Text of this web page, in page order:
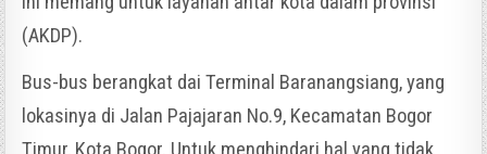
(AKDP).
Bus-bus berangkat dai Terminal Baranangsiang, yang
lokasinya di Jalan Pajajaran No.9, Kecamatan Bogor